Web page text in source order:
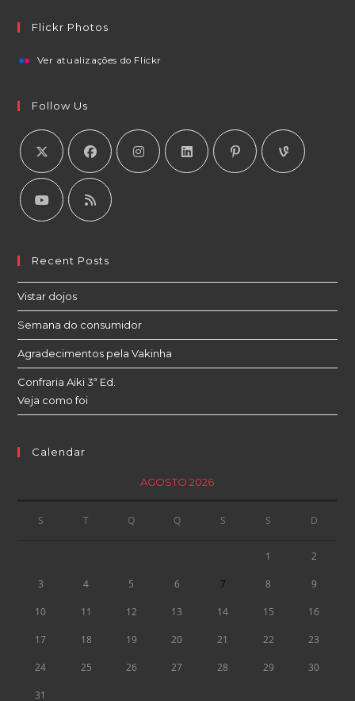
Flickr Photos
Ver atualizações do Flickr
Follow Us
Recent Posts
Vistar dojos
Semana do consumidor
Agradecimentos pela Vakinha
Confraria Aiki 3ª Ed.
Veja como foi
Calendar
AGOSTO 2026
S T Q Q S S D
1 2
3 4 5 6 7 8 9
10 11 12 13 14 15 16
17 18 19 20 21 22 23
24 25 26 27 28 29 30
31